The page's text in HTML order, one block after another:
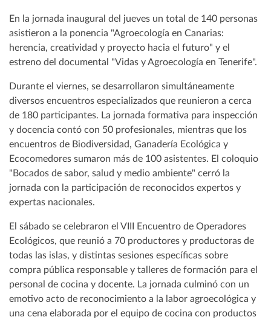
En la jornada inaugural del jueves un total de 140 personas
asistieron a la ponencia "Agroecología en Canarias:
herencia, creatividad y proyecto hacia el futuro" y el
estreno del documental "Vidas y Agroecología en Tenerife".
Durante el viernes, se desarrollaron simultáneamente
diversos encuentros especializados que reunieron a cerca
de 180 participantes. La jornada formativa para inspección
y docencia contó con 50 profesionales, mientras que los
encuentros de Biodiversidad, Ganadería Ecológica y
Ecocomedores sumaron más de 100 asistentes. El coloquio
"Bocados de sabor, salud y medio ambiente" cerró la
jornada con la participación de reconocidos expertos y
expertas nacionales.
El sábado se celebraron el VIII Encuentro de Operadores
Ecológicos, que reunió a 70 productores y productoras de
todas las islas, y distintas sesiones específicas sobre
compra pública responsable y talleres de formación para el
personal de cocina y docente. La jornada culminó con un
emotivo acto de reconocimiento a la labor agroecológica y
una cena elaborada por el equipo de cocina con productos